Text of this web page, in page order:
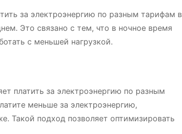
за электроэнергию по разным тарифам в
Это связано с тем, что в ночное время
с меньшей нагрузкой.
платить за электроэнергию по разным
меньше за электроэнергию,
Такой подход позволяет оптимизировать